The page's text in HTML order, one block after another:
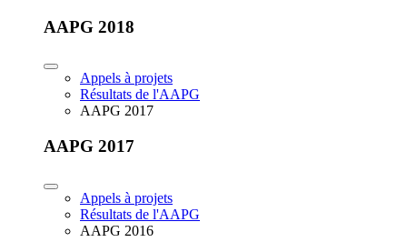
AAPG 2018
Appels à projets
Résultats de l'AAPG
AAPG 2017
AAPG 2017
Appels à projets
Résultats de l'AAPG
AAPG 2016